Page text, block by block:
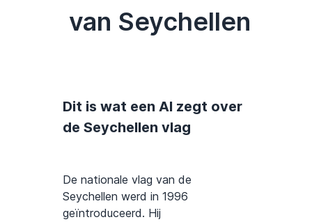
van Seychellen
Dit is wat een AI zegt over
de Seychellen vlag
De nationale vlag van de
Seychellen werd in 1996
geïntroduceerd. Hij